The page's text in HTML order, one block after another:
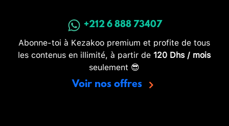
+212 6 888 73407
Abonne-toi à Kezakoo premium et profite de tous
les contenus en illimité, à partir de 120 Dhs / mois
seulement 😎
Voir nos offres